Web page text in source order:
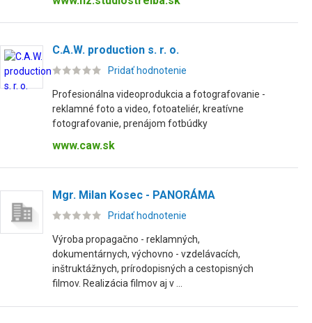
C.A.W. production s. r. o.
Pridať hodnotenie
Profesionálna videoprodukcia a fotografovanie -
reklamné foto a video, fotoateliér, kreatívne
fotografovanie, prenájom fotbúdky
www.caw.sk
Mgr. Milan Kosec - PANORÁMA
Pridať hodnotenie
Výroba propagačno - reklamných,
dokumentárnych, výchovno - vzdelávacích,
inštruktážnych, prírodopisných a cestopisných
filmov. Realizácia filmov aj v ...